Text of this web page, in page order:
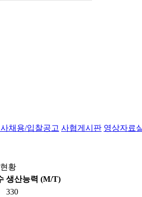
채용/입찰공고 사협게시판 영상자료
황
생산능력 (M/T)
330